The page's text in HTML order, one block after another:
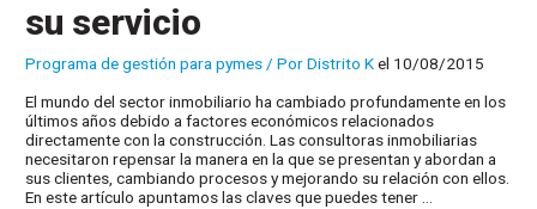
su servicio
Programa de gestión para pymes/ PorDistrito Kel 10/08/2015
El mundo del sector inmobiliario ha cambiado profundamente en los
últimos años debido a factores económicos relacionados
directamente con la construcción. Las consultoras inmobiliarias
necesitaron repensar la manera en la que se presentan y abordan a
sus clientes, cambiando procesos y mejorando su relación con ellos.
En este artículo apuntamos las claves que puedes tener …